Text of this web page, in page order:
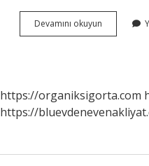
Devamını okuyun
Sırt
https://organiksigorta.com
https://